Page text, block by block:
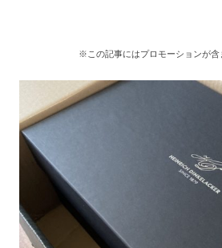
※この記事にはプロモーションが含